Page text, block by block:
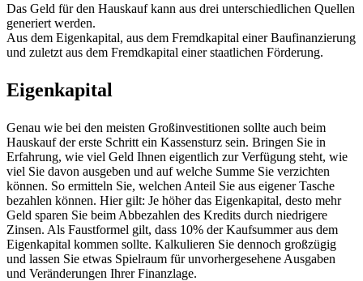
Das Geld für den Hauskauf kann aus drei unterschiedlichen Quellen
generiert werden.
Aus dem Eigenkapital, aus dem Fremdkapital einer Baufinanzierung
und zuletzt aus dem Fremdkapital einer staatlichen Förderung.
Eigenkapital
Genau wie bei den meisten Großinvestitionen sollte auch beim
Hauskauf der erste Schritt ein Kassensturz sein. Bringen Sie in
Erfahrung, wie viel Geld Ihnen eigentlich zur Verfügung steht, wie
viel Sie davon ausgeben und auf welche Summe Sie verzichten
können. So ermitteln Sie, welchen Anteil Sie aus eigener Tasche
bezahlen können. Hier gilt: Je höher das Eigenkapital, desto mehr
Geld sparen Sie beim Abbezahlen des Kredits durch niedrigere
Zinsen. Als Faustformel gilt, dass 10% der Kaufsummer aus dem
Eigenkapital kommen sollte. Kalkulieren Sie dennoch großzügig
und lassen Sie etwas Spielraum für unvorhergesehene Ausgaben
und Veränderungen Ihrer Finanzlage.